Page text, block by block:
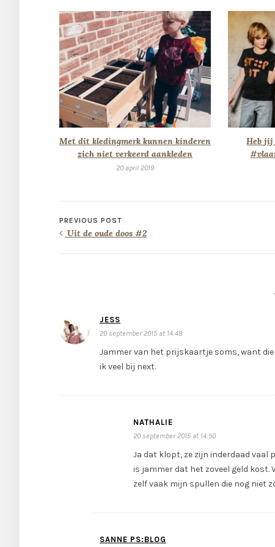
Met dit kledingmerk kunnen kinderen
zich niet verkeerd aankleden
20 april 2019
Heb jij
PREVIOUS POST
Uit de oude doos #2
JESS
20 september 2015 at 14:48
Jammer van het prijskaartje soms, want
ik veel bij next.
NATHALIE
20 september 2015 at 14:50
Ja dat klopt, ze zijn inderdaad vaal
is jammer dat het zoveel geld kost.
zelf vaak mijn spullen die nog niet
SANNE PS:BLOG